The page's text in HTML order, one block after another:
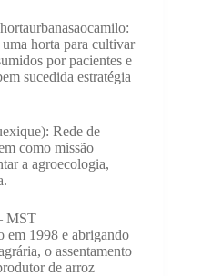
horta para cultivar
por pacientes e
sucedida estratégia
Rede de
como missão
a agroecologia,
MST
em 1998 e abrigando
o assentamento
de arroz